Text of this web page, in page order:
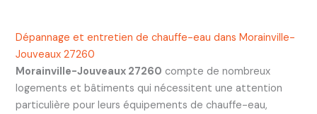
Dépannage et entretien de chauffe-eau dans Morainville-
Jouveaux 27260
Morainville-Jouveaux 27260 compte de nombreux
logements et bâtiments qui nécessitent une attention
particulière pour leurs équipements de chauffe-eau,